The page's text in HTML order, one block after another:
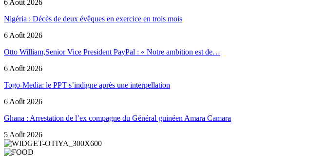
6 Août 2026
Nigéria : Décès de deux évêques en exercice en trois mois
6 Août 2026
Otto William,Senior Vice President PayPal : « Notre ambition est de…
6 Août 2026
Togo-Media: le PPT s’indigne après une interpellation
6 Août 2026
Ghana : Arrestation de l’ex compagne du Général guinéen Amara Camara
5 Août 2026